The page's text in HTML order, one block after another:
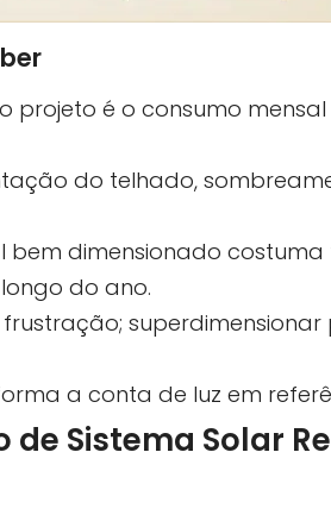
projeto é o consumo
do telhado,
bem dimensionado
do ano.
a conta de luz em
Sistema Solar